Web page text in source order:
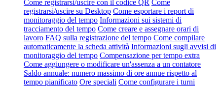
Come registrarsi/uscire con il codice QR Come
registrarsi/uscire su Desktop Come esportare i report di
monitoraggio del tempo Informazioni sui sistemi di
tracciamento del tempo Come creare e assegnare orari di
lavoro FAQ sulla registrazione del tempo Come compilare
automaticamente la scheda attività Informazioni sugli avvisi di
monitoraggio del tempo Compensazione per tempo extra
Come aggiungere o modificare un'assenza a un contatore
Saldo annuale: numero massimo di ore annue rispetto al
tempo pianificato Ore speciali Come configurare i turni